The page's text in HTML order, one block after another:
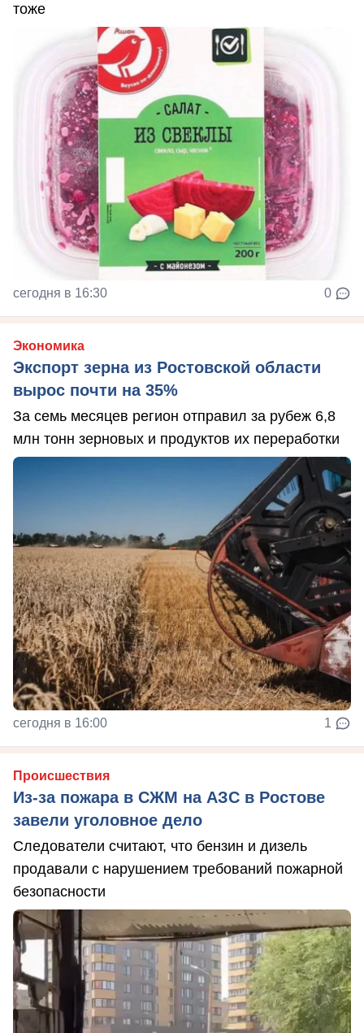
тоже
сегодня в 16:30 0
Экономика
Экспорт зерна из Ростовской области
вырос почти на 35%
За семь месяцев регион отправил за рубеж 6,8
млн тонн зерновых и продуктов их переработки
сегодня в 16:00 1
Происшествия
Из-за пожара в СЖМ на АЗС в Ростове
завели уголовное дело
Следователи считают, что бензин и дизель
продавали с нарушением требований пожарной
безопасности